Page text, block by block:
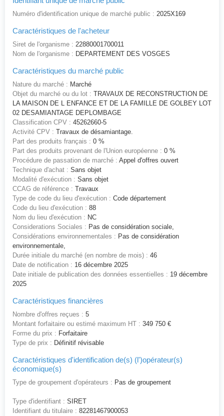
Numéro d'identification unique de marché public : 2025X169
Caractéristiques de l'acheteur
Siret de l'organisme : 22880001700011
Nom de l'organisme : DEPARTEMENT DES VOSGES
Caractéristiques du marché public
Nature du marché : Marché
Objet du marché ou du lot : TRAVAUX DE RECONSTRUCTION DE
LA MAISON DE L ENFANCE ET DE LA FAMILLE DE GOLBEY LOT
02 DESAMIANTAGE DEPLOMBAGE
Classification CPV : 45262660-5
Activité CPV : Travaux de désamiantage.
Part des produits français : 0 %
Part des produits provenant de l'Union européenne : 0 %
Procédure de passation de marché : Appel d'offres ouvert
Technique d'achat : Sans objet
Modalité d'exécution : Sans objet
CCAG de référence : Travaux
Type de code du lieu d'exécution : Code département
Code du lieu d'exécution : 88
Nom du lieu d'exécution : NC
Considerations Sociales : Pas de considération sociale,
Considérations environnementales : Pas de considération
environnementale,
Durée initiale du marché (en nombre de mois) : 46
Date de notification : 16 décembre 2025
Date initiale de publication des données essentielles : 19 décembre
2025
Caractéristiques financières
Nombre d'offres reçues : 5
Montant forfaitaire ou estimé maximum HT : 349 750 €
Forme du prix : Forfaitaire
Type de prix : Définitif révisable
Caractéristiques d'identification de(s) (l')opérateur(s)
économique(s)
Type de groupement d'opérateurs : Pas de groupement
Type d'identifiant : SIRET
Identifiant du titulaire : 82281467900053